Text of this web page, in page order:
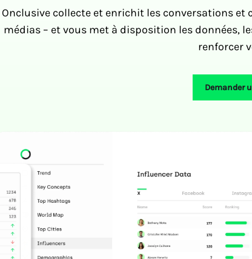
Onclusive collecte et enrichit les conversations
médias – et vous met à disposition les données,
renforcer
Demander